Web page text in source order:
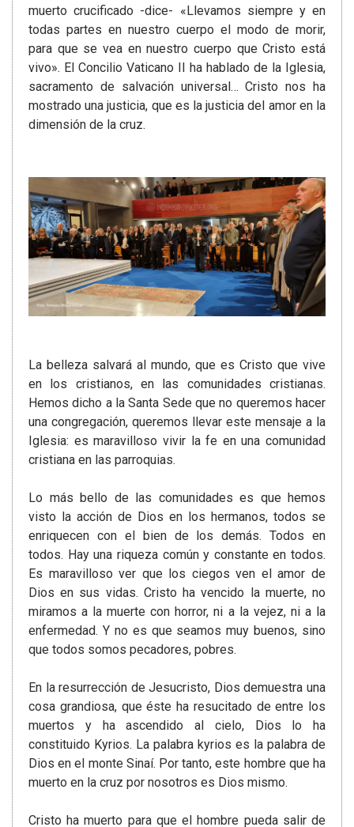
muerto crucificado -dice- «Llevamos siempre y en
todas partes en nuestro cuerpo el modo de morir,
para que se vea en nuestro cuerpo que Cristo está
vivo». El Concilio Vaticano II ha hablado de la Iglesia,
sacramento de salvación universal… Cristo nos ha
mostrado una justicia, que es la justicia del amor en la
dimensión de la cruz.
La belleza salvará al mundo, que es Cristo que vive
en los cristianos, en las comunidades cristianas.
Hemos dicho a la Santa Sede que no queremos hacer
una congregación, queremos llevar este mensaje a la
Iglesia: es maravilloso vivir la fe en una comunidad
cristiana en las parroquias.
Lo más bello de las comunidades es que hemos
visto la acción de Dios en los hermanos, todos se
enriquecen con el bien de los demás. Todos en
todos. Hay una riqueza común y constante en todos.
Es maravilloso ver que los ciegos ven el amor de
Dios en sus vidas. Cristo ha vencido la muerte, no
miramos a la muerte con horror, ni a la vejez, ni a la
enfermedad. Y no es que seamos muy buenos, sino
que todos somos pecadores, pobres.
En la resurrección de Jesucristo, Dios demuestra una
cosa grandiosa, que éste ha resucitado de entre los
muertos y ha ascendido al cielo, Dios lo ha
constituido Kyrios. La palabra kyrios es la palabra de
Dios en el monte Sinaí. Por tanto, este hombre que ha
muerto en la cruz por nosotros es Dios mismo.
Cristo ha muerto para que el hombre pueda salir de